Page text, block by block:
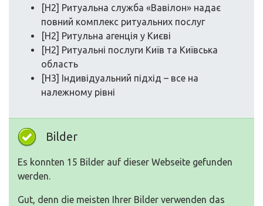
[H2] Ритуальна служба «Вавілон» надає
повний комплекс ритуальних послуг
[H2] Ритульна агенція у Києві
[H2] Ритуальні послуги Київ та Київська
область
[H3] Індивідуальний підхід – все на
належному рівні
Bilder
Es konnten 15 Bilder auf dieser Webseite gefunden
werden.
Gut, denn die meisten Ihrer Bilder verwenden das